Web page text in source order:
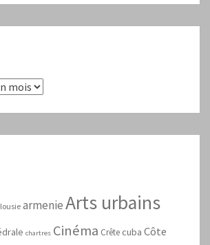
armenieArts urbains
chartres Cinéma Crêtecuba Côte